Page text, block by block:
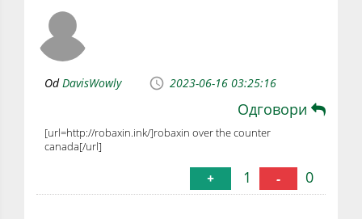
Od DavisWowly 2023-06-16 03:25:16
Одговори
[url=http://robaxin.ink/]robaxin over the counter
canada[/url]
+ 1 - 0